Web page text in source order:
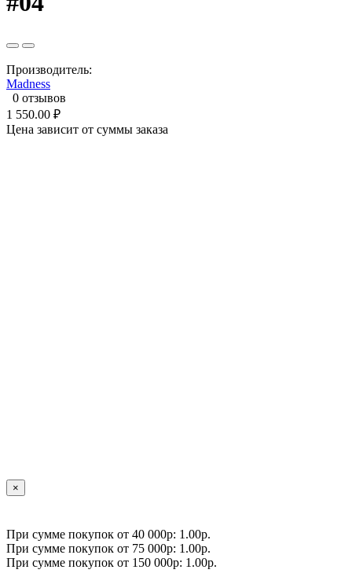
Производитель:
Madness
0 отзывов
1 550.00 ₽
Цена зависит от суммы заказа
×
При сумме покупок от 40 000р: 1.00р.
При сумме покупок от 75 000р: 1.00р.
При сумме покупок от 150 000р: 1.00р.